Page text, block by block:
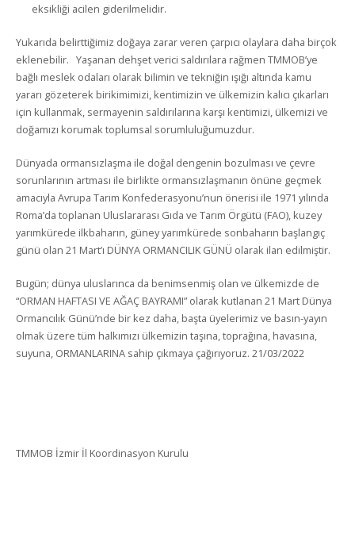
eksikliği acilen giderilmelidir.
Yukarıda belirttiğimiz doğaya zarar veren çarpıcı olaylara daha birçok
eklenebilir. Yaşanan dehşet verici saldırılara rağmen TMMOB’ye
bağlı meslek odaları olarak bilimin ve tekniğin ışığı altında kamu
yararı gözeterek birikimimizi, kentimizin ve ülkemizin kalıcı çıkarları
için kullanmak, sermayenin saldırılarına karşı kentimizi, ülkemizi ve
doğamızı korumak toplumsal sorumluluğumuzdur.
Dünyada ormansızlaşma ile doğal dengenin bozulması ve çevre
sorunlarının artması ile birlikte ormansızlaşmanın önüne geçmek
amacıyla Avrupa Tarım Konfederasyonu’nun önerisi ile 1971 yılında
Roma’da toplanan Uluslararası Gıda ve Tarım Örgütü (FAO), kuzey
yarımkürede ilkbaharın, güney yarımkürede sonbaharın başlangıç
günü olan 21 Mart’ı DÜNYA ORMANCILIK GÜNÜ olarak ilan edilmiştir.
Bugün; dünya uluslarınca da benimsenmiş olan ve ülkemizde de
“ORMAN HAFTASI VE AĞAÇ BAYRAMI” olarak kutlanan 21 Mart Dünya
Ormancılık Günü’nde bir kez daha, başta üyelerimiz ve basın-yayın
olmak üzere tüm halkımızı ülkemizin taşına, toprağına, havasına,
suyuna, ORMANLARINA sahip çıkmaya çağırıyoruz. 21/03/2022
TMMOB İzmir İl Koordinasyon Kurulu